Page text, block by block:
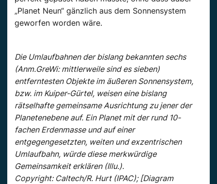
„Planet Neun“ gänzlich aus dem Sonnensystem
geworfen worden wäre.
Die Umlaufbahnen der bislang bekannten sechs
(Anm.GreWi: mittlerweile sind es sieben)
entferntesten Objekte im äußeren Sonnensystem,
bzw. im Kuiper-Gürtel, weisen eine bislang
rätselhafte gemeinsame Ausrichtung zu jener der
Planetenebene auf. Ein Planet mit der rund 10-
fachen Erdenmasse und auf einer
entgegengesetzten, weiten und exzentrischen
Umlaufbahn, würde diese merkwürdige
Gemeinsamkeit erklären (Illu.).
Copyright: Caltech/R. Hurt (IPAC); [Diagram